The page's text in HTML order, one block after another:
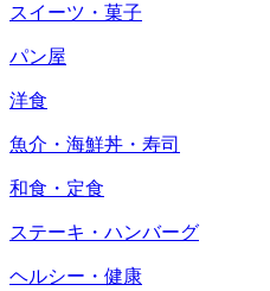
スイーツ・菓子
パン屋
洋食
魚介・海鮮丼・寿司
和食・定食
ステーキ・ハンバーグ
ヘルシー・健康